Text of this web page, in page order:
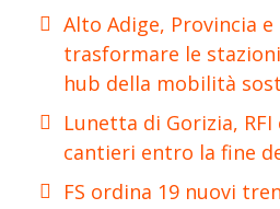
Alto Adige, Provincia
trasformare le
hub della mobilità
Lunetta di Gorizia,
cantieri entro la fine
FS ordina 19 nuovi